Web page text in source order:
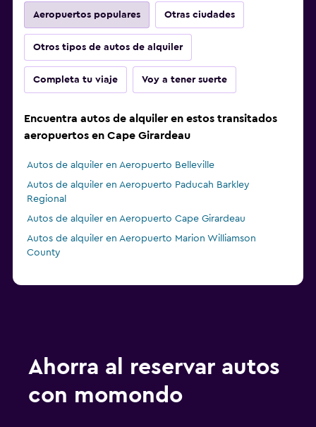
Aeropuertos populares Otras ciudades
Otros tipos de autos de alquiler
Completa tu viaje Voy a tener suerte
Encuentra autos de alquiler en estos transitados
aeropuertos en Cape Girardeau
Autos de alquiler en Aeropuerto Belleville
Autos de alquiler en Aeropuerto Paducah Barkley
Regional
Autos de alquiler en Aeropuerto Cape Girardeau
Autos de alquiler en Aeropuerto Marion Williamson
County
Ahorra al reservar autos
con momondo